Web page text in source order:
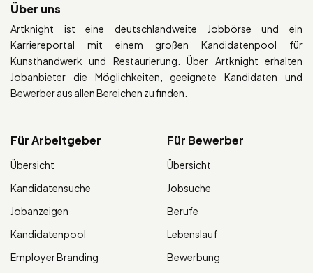
Über uns
Artknight ist eine deutschlandweite Jobbörse und ein
Karriereportal mit einem großen Kandidatenpool für
Kunsthandwerk und Restaurierung. Über Artknight erhalten
Jobanbieter die Möglichkeiten, geeignete Kandidaten und
Bewerber aus allen Bereichen zu finden.
Für Arbeitgeber
Übersicht
Kandidatensuche
Jobanzeigen
Kandidatenpool
Employer Branding
Für Bewerber
Übersicht
Jobsuche
Berufe
Lebenslauf
Bewerbung